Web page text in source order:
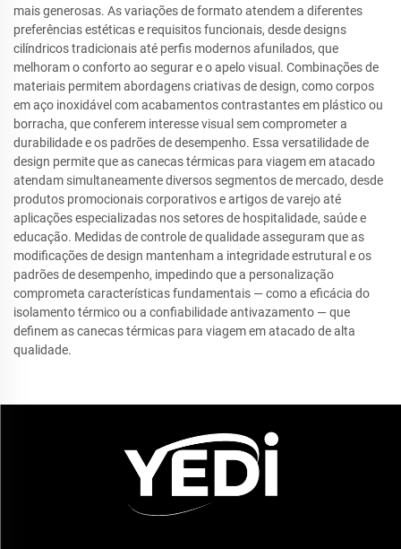
mais generosas. As variações de formato atendem a diferentes
preferências estéticas e requisitos funcionais, desde designs
cilíndricos tradicionais até perfis modernos afunilados, que
melhoram o conforto ao segurar e o apelo visual. Combinações de
materiais permitem abordagens criativas de design, como corpos
em aço inoxidável com acabamentos contrastantes em plástico ou
borracha, que conferem interesse visual sem comprometer a
durabilidade e os padrões de desempenho. Essa versatilidade de
design permite que as canecas térmicas para viagem em atacado
atendam simultaneamente diversos segmentos de mercado, desde
produtos promocionais corporativos e artigos de varejo até
aplicações especializadas nos setores de hospitalidade, saúde e
educação. Medidas de controle de qualidade asseguram que as
modificações de design mantenham a integridade estrutural e os
padrões de desempenho, impedindo que a personalização
comprometa características fundamentais — como a eficácia do
isolamento térmico ou a confiabilidade antivazamento — que
definem as canecas térmicas para viagem em atacado de alta
qualidade.